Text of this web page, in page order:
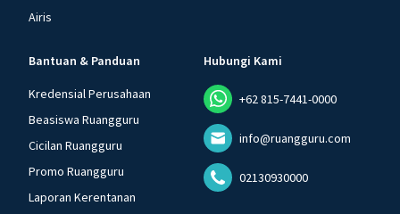
Airis
Bantuan & Panduan
Kredensial Perusahaan
Beasiswa Ruangguru
Cicilan Ruangguru
Promo Ruangguru
Laporan Kerentanan
Hubungi Kami
+62 815-7441-0000
info@ruangguru.com
02130930000